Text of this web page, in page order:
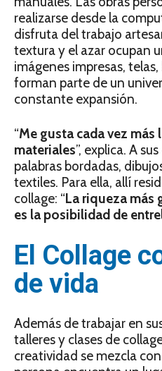
realizarse desde la
disfruta del trabajo
textura y el azar ocupan
imágenes impresas,
forman parte de un
constante expansión.
“Me gusta cada vez más
materiales”, explica. A
palabras bordadas,
textiles. Para ella, allí
collage: “La riqueza más
es la posibilidad de
El Collage
de vida
Además de trabajar en
talleres y clases de
creatividad se mezcla